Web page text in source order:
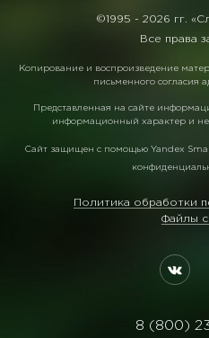
©1995 - 2026 гг.
Все права
Копирование и воспроизведение
письменного согласия
Представленная на сайте
информационный характер и не
Сайт защищен с помощью Yandex
Политика обработки
Файлы
8 (800)